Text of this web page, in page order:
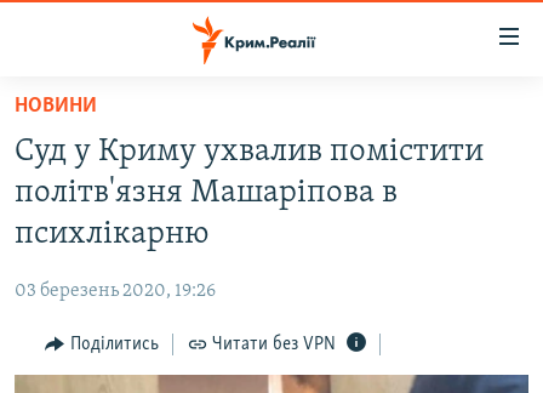
Перейти
основного
матеріалу
до
основної
навігації
Перейти
до
ВОДА.КРИМ
ВІДЕО ТА ФОТО
БЛОГИ
ПОГЛЯД
НОВИНИ
Суд у Криму ухвалив помістити
політв'язня Машаріпова в
психлікарню
03 березень 2020, 19:26
Поділитись Читати без VPN